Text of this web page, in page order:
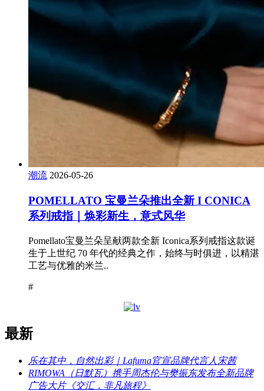
潮流 2026-05-26
POMELLATO 宝曼兰朵推出全新 I CONICA
系列戒指｜焕彩新生，意式风华
Pomellato宝曼兰朵呈献两款全新 Iconica系列戒指这款诞
生于上世纪 70 年代的经典之作，始终与时俱进，以精湛
工艺与优雅的米兰..
#
最新
乐在其中，自然出彩｜Lafuma官宣品牌代言人宋茜
RIMOWA（日默瓦）携手周杰伦与樊振东发布全新品牌
广告大片《交汇，非凡旅程》